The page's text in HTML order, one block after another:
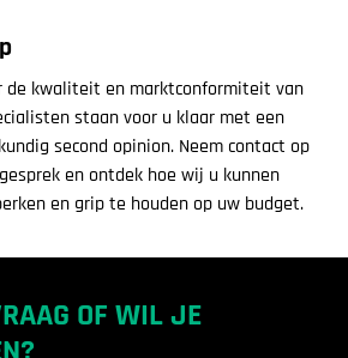
de kwaliteit en marktconformiteit van
staan voor u klaar met een
second opinion. Neem contact op
en ontdek hoe wij u kunnen
en grip te houden op uw budget.
OF WIL JE